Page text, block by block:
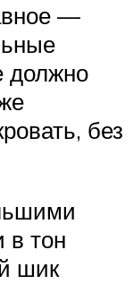
—
должно
без
тон
шик